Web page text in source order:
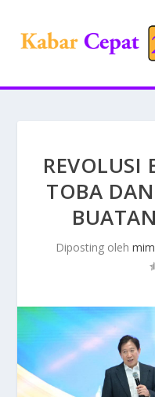
REVOLUSI
TOBA
Diposting oleh